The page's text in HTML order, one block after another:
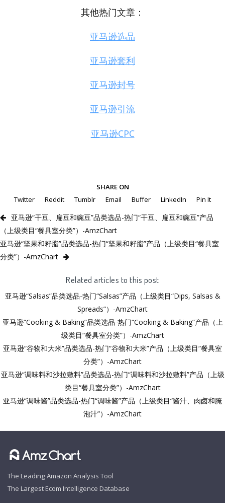
其他热门文章：
亚马逊选品
亚马逊套利
亚马逊封号
亚马逊引流
亚马逊CPC
SHARE ON
Twitter
Reddit Tumblr Email Buffer LinkedIn Pin It
亚马逊“干豆、扁豆和豌豆”品类选品-热门“干豆、扁豆和豌豆”产品
（上级类目“餐具室分类”）-AmzChart
亚马逊“坚果和籽脂”品类选品-热门“坚果和籽脂”产品（上级类目“餐具室
分类”）-AmzChart
Related articles to this post
亚马逊“Salsas”品类选品-热门“Salsas”产品（上级类目“Dips, Salsas &
Spreads”）-AmzChart
亚马逊“Cooking & Baking”品类选品-热门“Cooking & Baking”产品（上
级类目“餐具室分类”）-AmzChart
亚马逊“谷物和大米”品类选品-热门“谷物和大米”产品（上级类目“餐具室
分类”）-AmzChart
亚马逊“调味料和沙拉敷料”品类选品-热门“调味料和沙拉敷料”产品（上级
类目“餐具室分类”）-AmzChart
亚马逊“调味酱”品类选品-热门“调味酱”产品（上级类目“酱汁、肉卤和腌
泡汁”）-AmzChart
The Leading Amazon Analysis Tool
The Largest Ecom Intelligence Database